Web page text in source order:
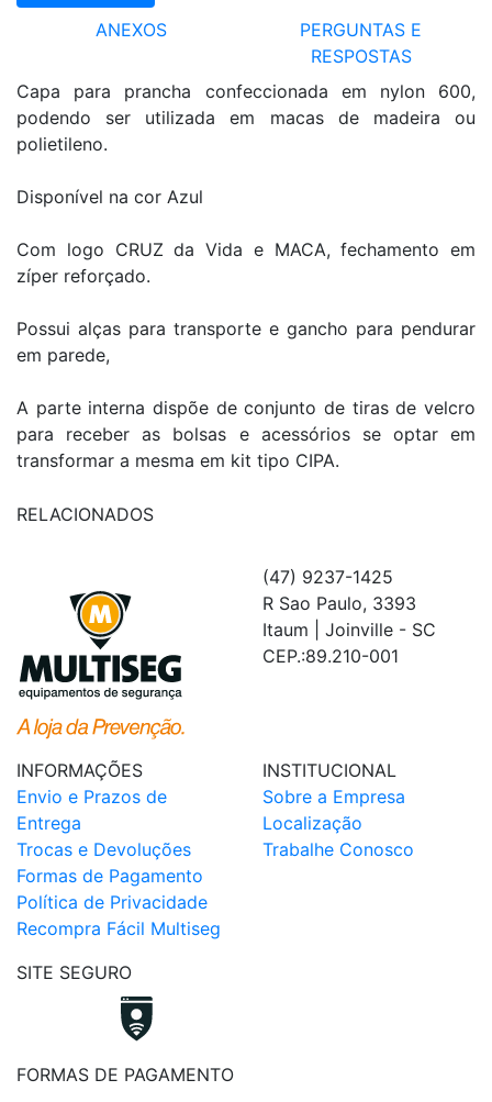
ANEXOS
PERGUNTAS E
RESPOSTAS
Capa para prancha confeccionada em nylon 600,
podendo ser utilizada em macas de madeira ou
polietileno.
Disponível na cor Azul
Com logo CRUZ da Vida e MACA, fechamento em
zíper reforçado.
Possui alças para transporte e gancho para pendurar
em parede,
A parte interna dispõe de conjunto de tiras de velcro
para receber as bolsas e acessórios se optar em
transformar a mesma em kit tipo CIPA.
RELACIONADOS
(47) 9237-1425
R Sao Paulo, 3393
Itaum | Joinville - SC
CEP.:89.210-001
INFORMAÇÕES
Envio e Prazos de
Entrega
Trocas e Devoluções
Formas de Pagamento
Política de Privacidade
Recompra Fácil Multiseg
INSTITUCIONAL
Sobre a Empresa
Localização
Trabalhe Conosco
SITE SEGURO
FORMAS DE PAGAMENTO